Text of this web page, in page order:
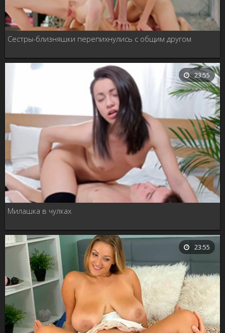
Сестры-близняшки перепихнулись с общим другом
23:55
Милашка в чулках
23:55